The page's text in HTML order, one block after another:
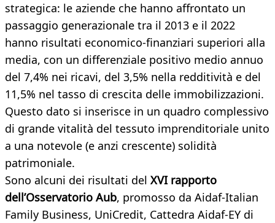
strategica: le aziende che hanno affrontato un
passaggio generazionale tra il 2013 e il 2022
hanno risultati economico-finanziari superiori alla
media, con un differenziale positivo medio annuo
del 7,4% nei ricavi, del 3,5% nella redditività e del
11,5% nel tasso di crescita delle immobilizzazioni.
Questo dato si inserisce in un quadro complessivo
di grande vitalità del tessuto imprenditoriale unito
a una notevole (e anzi crescente) solidità
patrimoniale.
Sono alcuni dei risultati del XVI rapporto
dell’Osservatorio Aub, promosso da Aidaf-Italian
Family Business, UniCredit, Cattedra Aidaf-EY di